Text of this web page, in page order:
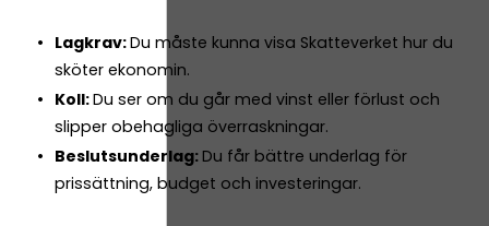
Lagkrav:Du måste kunna visa Skatteverket hur du
sköter ekonomin.
Koll:Du ser om du går med vinst eller förlust och
slipper obehagliga överraskningar.
Beslutsunderlag: Du får bättre underlag för
prissättning, budget och investeringar.